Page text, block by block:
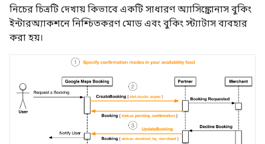
নিচের চিত্রটি দেখায় কিভাবে একটি সাধারণ অ্যাসিঙ্ক্রোনাস বুকিং
ইন্টারঅ্যাকশনে নিশ্চিতকরণ মোড এবং বুকিং স্ট্যাটাস ব্যবহার
করা হয়।